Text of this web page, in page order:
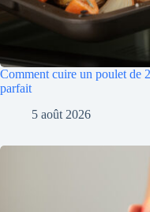
Comment cuire un poulet de
parfait
5 août 2026